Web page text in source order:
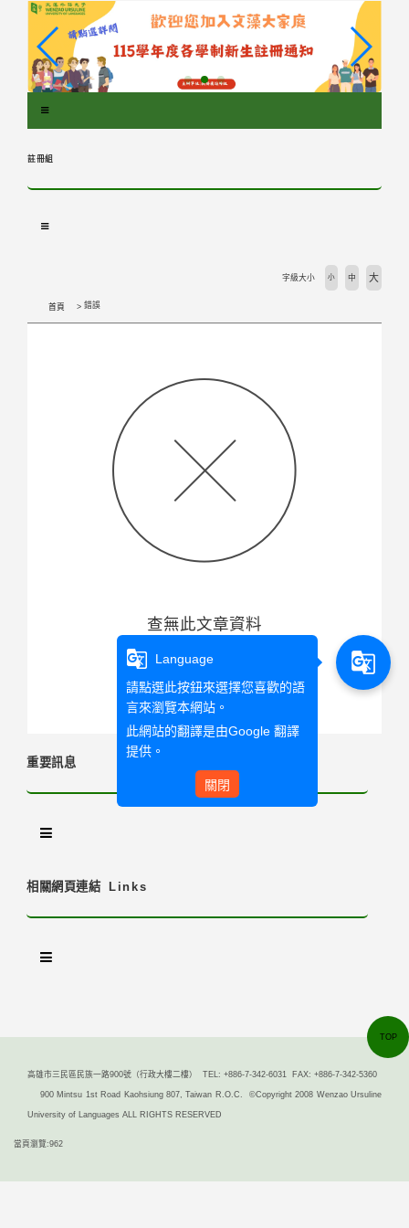
註冊組
首頁 錯誤
字級大小 小 中 大
查無此文章資料
回首頁
重要訊息
相關網頁連結 Links
高雄市三民區民族一路900號（行政大樓二樓） TEL: +886-7-342-6031 FAX: +886-7-342-5360
900 Mintsu 1st Road Kaohsiung 807, Taiwan R.O.C. ©Copyright 2008 Wenzao Ursuline
University of Languages ALL RIGHTS RESERVED
當頁瀏覽:962
TOP
g_translate
Language
請點選此按鈕來選擇您喜歡的語
言來瀏覽本網站。
此網站的翻譯是由Google 翻譯
提供。
關閉
g_translate